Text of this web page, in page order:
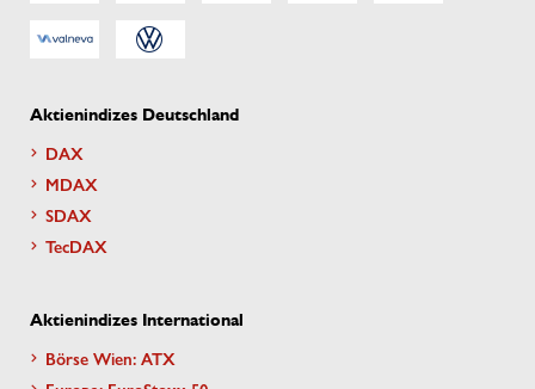
Aktienindizes Deutschland
DAX
MDAX
SDAX
TecDAX
Aktienindizes International
Börse Wien: ATX